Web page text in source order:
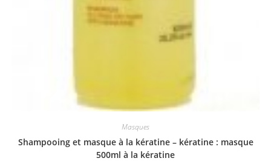
Masques
Shampooing et masque à la kératine – kératine : masque
500ml à la kératine